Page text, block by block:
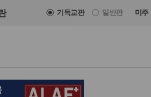
기독교판 일반판 미주